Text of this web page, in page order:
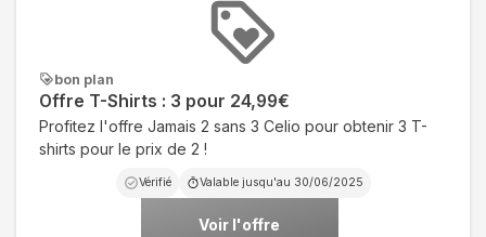
bon plan
Offre T-Shirts : 3 pour 24,99€
Profitez l'offre Jamais 2 sans 3 Celio pour obtenir 3 T-
shirts pour le prix de 2 !
Vérifié Valable jusqu'au 30/06/2025
Voir l'offre